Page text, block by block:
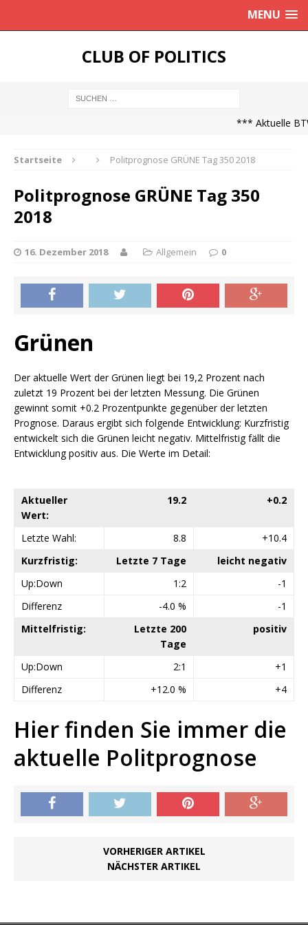
MENU
CLUB OF POLITICS
*** Aktuelle
Startseite Politprognose GRÜNE Tag 350 2018
Politprognose GRÜNE Tag 350
2018
16. Dezember 2018 Allgemein 0
Grünen
Der aktuelle Wert der Grünen liegt bei 19,2 Prozent nach
zuletzt 19 Prozent bei der letzten Messung. Die Grünen
gewinnt somit +0.2 Prozentpunkte gegenüber der letzten
Prognose. Daraus ergibt sich folgende Entwicklung: Kurzfristig
entwickelt sich die Grünen leicht negativ. Mittelfristig fällt die
Entwicklung positiv aus. Die Werte im Detail:
Aktueller
Wert:
19.2 +0.2
Letzte Wahl: 8.8
+10.4
Kurzfristig:
Letzte 7 Tage
leicht negativ
Up:Down
1:2
-1
Differenz
-4.0 %
-1
Mittelfristig:
Letzte 200
Tage
positiv
Up:Down 2:1
+1
Differenz
+12.0 % +4
Hier finden Sie immer die
aktuelle Politprognose
VORHERIGER ARTIKEL
NÄCHSTER ARTIKEL